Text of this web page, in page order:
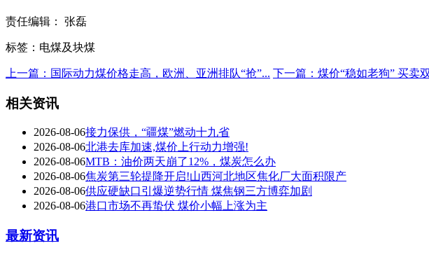
责任编辑： 张磊
标签：电煤及块煤
上一篇：国际动力煤价格走高，欧洲、亚洲排队“抢”... 下一篇：煤价“稳如老狗” 买卖
相关资讯
2026-08-06接力保供，“疆煤”燃动十九省
2026-08-06北港去库加速,煤价上行动力增强!
2026-08-06MTB：油价两天崩了12%，煤炭怎么办
2026-08-06焦炭第三轮提降开启!山西河北地区焦化厂大面积限产
2026-08-06供应硬缺口引爆逆势行情 煤焦钢三方博弈加剧
2026-08-06港口市场不再蛰伏 煤价小幅上涨为主
最新资讯